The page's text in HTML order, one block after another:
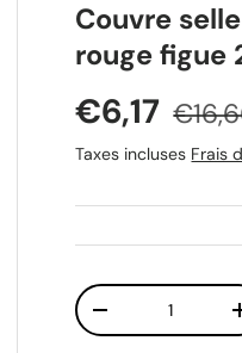
Couvre
rouge figue
Prix soldé
€6,17 Prix
Taxes incluses Frais
Qté
Diminuer la